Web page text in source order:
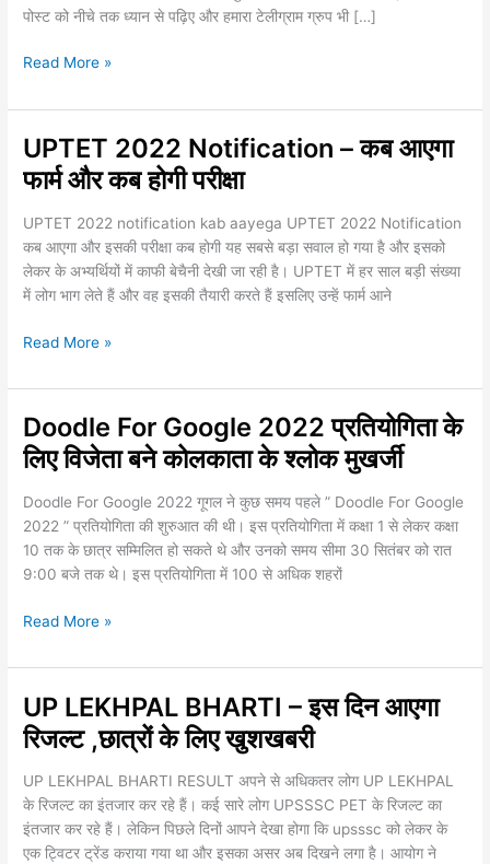
पोस्ट को नीचे तक ध्यान से पढ़िए और हमारा टेलीग्राम ग्रुप भी […]
होंगी
Read More »
UPTET 2022 Notification – कब आएगा
फार्म और कब होगी परीक्षा
UPTET 2022 notification kab aayega UPTET 2022 Notification
कब आएगा और इसकी परीक्षा कब होगी यह सबसे बड़ा सवाल हो गया है और इसको
लेकर के अभ्यर्थियों में काफी बेचैनी देखी जा रही है। UPTET में हर साल बड़ी संख्या
में लोग भाग लेते हैं और वह इसकी तैयारी करते हैं इसलिए उन्हें फार्म आने
UPTET
2022
Notification
–
कब
आएगा
फार्म
कब
परीक्षा
Read More »
Doodle For Google 2022 प्रतियोगिता के
लिए विजेता बने कोलकाता के श्लोक मुखर्जी
Doodle For Google 2022 गूगल ने कुछ समय पहले ” Doodle For Google
2022 ” प्रतियोगिता की शुरुआत की थी। इस प्रतियोगिता में कक्षा 1 से लेकर कक्षा
10 तक के छात्र सम्मिलित हो सकते थे और उनको समय सीमा 30 सितंबर को रात
9:00 बजे तक थे। इस प्रतियोगिता में 100 से अधिक शहरों
Doodle
For
Google
2022
प्रतियोगिता
के
लिए
बने
के
मुखर्जी
Read More »
UP LEKHPAL BHARTI – इस दिन आएगा
रिजल्ट ,छात्रों के लिए खुशखबरी
UP LEKHPAL BHARTI RESULT अपने से अधिकतर लोग UP LEKHPAL
के रिजल्ट का इंतजार कर रहे हैं। कई सारे लोग UPSSSC PET के रिजल्ट का
इंतजार कर रहे हैं। लेकिन पिछले दिनों आपने देखा होगा कि upsssc को लेकर के
एक ट्विटर ट्रेंड कराया गया था और इसका असर अब दिखने लगा है। आयोग ने
UP
LEKHPAL
BHARTI
–
इस
दिन
आएगा